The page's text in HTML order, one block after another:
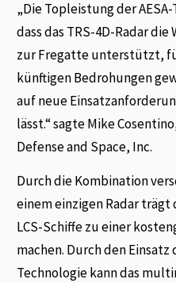
„Die Topleistung der
dass das TRS-4D-Radar
zur Fregatte unterstützt,
künftigen Bedrohungen
auf neue
lässt.“ sagte Mike
Defense and Space, Inc.
Durch die Kombination
einem einzigen Radar trägt
LCS-Schiffe zu einer
machen. Durch den Einsatz
Technologie kann das